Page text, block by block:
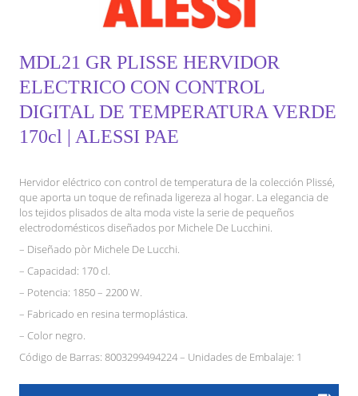
MDL21 GR PLISSE HERVIDOR
ELECTRICO CON CONTROL
DIGITAL DE TEMPERATURA VERDE
170cl | ALESSI PAE
Hervidor eléctrico con control de temperatura de la colección Plissé,
que aporta un toque de refinada ligereza al hogar. La elegancia de
los tejidos plisados de alta moda viste la serie de pequeños
electrodomésticos diseñados por Michele De Lucchini.
– Diseñado pòr Michele De Lucchi.
– Capacidad: 170 cl.
– Potencia: 1850 – 2200 W.
– Fabricado en resina termoplástica.
– Color negro.
Código de Barras: 8003299494224 – Unidades de Embalaje: 1